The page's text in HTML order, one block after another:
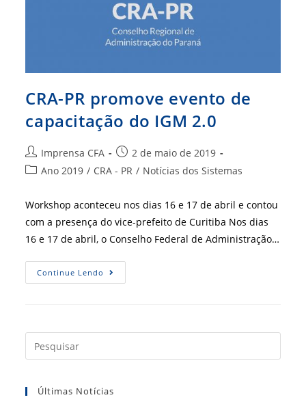
CRA-PR promove evento de
capacitação do IGM 2.0
Autor
do
Imprensa CFA
Post
publicado:
2 de maio de 2019
Categoria
post:
Ano 2019 / CRA - PR / Notícias dos Sistemas
Workshop aconteceu nos dias 16 e 17 de abril e contou
com a presença do vice-prefeito de Curitiba Nos dias
16 e 17 de abril, o Conselho Federal de Administração…
Continue Lendo CRA-
PR
Do
a
Últimas Notícias